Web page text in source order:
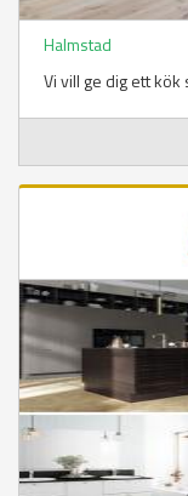
Halmstad
Vi vill ge dig ett kök